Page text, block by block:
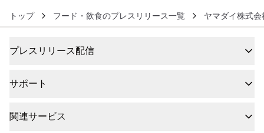
トップ フード・飲食のプレスリリース一覧 ヤマダイ株式会
プレスリリース配信
サポート
関連サービス